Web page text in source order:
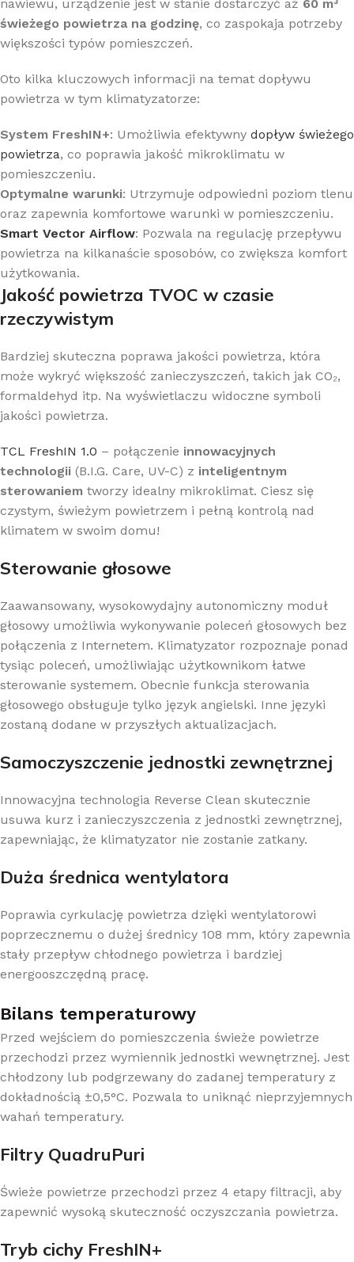
nawiewu, urządzenie jest w stanie dostarczyć aż 60 m³
świeżego powietrza na godzinę, co zaspokaja potrzeby
większości typów pomieszczeń.
Oto kilka kluczowych informacji na temat dopływu
powietrza w tym klimatyzatorze:
System FreshIN+: Umożliwia efektywny dopływ świeżego
powietrza, co poprawia jakość mikroklimatu w
pomieszczeniu.
Optymalne warunki: Utrzymuje odpowiedni poziom tlenu
oraz zapewnia komfortowe warunki w pomieszczeniu.
Smart Vector Airflow: Pozwala na regulację przepływu
powietrza na kilkanaście sposobów, co zwiększa komfort
użytkowania.
Jakość powietrza TVOC w czasie
rzeczywistym
Bardziej skuteczna poprawa jakości powietrza, która
może wykryć większość zanieczyszczeń, takich jak CO₂,
formaldehyd itp. Na wyświetlaczu widoczne symboli
jakości powietrza.
TCL FreshIN 1.0 – połączenie innowacyjnych
technologii (B.I.G. Care, UV-C) z inteligentnym
sterowaniem tworzy idealny mikroklimat. Ciesz się
czystym, świeżym powietrzem i pełną kontrolą nad
klimatem w swoim domu!
Sterowanie głosowe
Zaawansowany, wysokowydajny autonomiczny moduł
głosowy umożliwia wykonywanie poleceń głosowych bez
połączenia z Internetem. Klimatyzator rozpoznaje ponad
tysiąc poleceń, umożliwiając użytkownikom łatwe
sterowanie systemem. Obecnie funkcja sterowania
głosowego obsługuje tylko język angielski. Inne języki
zostaną dodane w przyszłych aktualizacjach.
Samoczyszczenie jednostki zewnętrznej
Innowacyjna technologia Reverse Clean skutecznie
usuwa kurz i zanieczyszczenia z jednostki zewnętrznej,
zapewniając, że klimatyzator nie zostanie zatkany.
Duża średnica wentylatora
Poprawia cyrkulację powietrza dzięki wentylatorowi
poprzecznemu o dużej średnicy 108 mm, który zapewnia
stały przepływ chłodnego powietrza i bardziej
energooszczędną pracę.
Bilans temperaturowy
Przed wejściem do pomieszczenia świeże powietrze
przechodzi przez wymiennik jednostki wewnętrznej. Jest
chłodzony lub podgrzewany do zadanej temperatury z
dokładnością ±0,5°C. Pozwala to uniknąć nieprzyjemnych
wahań temperatury.
Filtry QuadruPuri
Świeże powietrze przechodzi przez 4 etapy filtracji, aby
zapewnić wysoką skuteczność oczyszczania powietrza.
Tryb cichy FreshIN+